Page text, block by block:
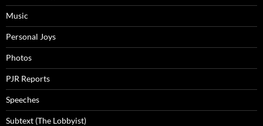
Music
Personal Joys
Photos
PJR Reports
Speeches
Subtext (The Lobbyist)